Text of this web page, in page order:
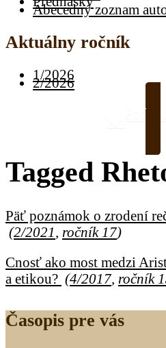
Abecedný zoznam
Aktuálny ročník
1/2026
2/2026
Tagged
Päť poznámok o zrodení
(2/2021 ročník 17)
Cnosť ako most medzi
a etikou? (4/2017, ročník
Časopis pre vás